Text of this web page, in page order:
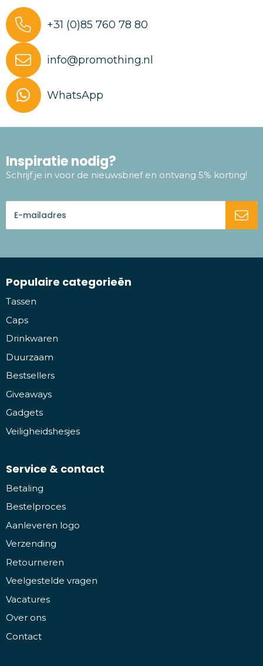
+31 (0)85 760 78 80
info@promothing.nl
WhatsApp
Inspiratie nodig?
Schrijf je in voor de nieuwsbrief en ontvang 5% korting!
Populaire categorieën
Tassen
Caps
Drinkwaren
Duurzaam
Bestsellers
Giveaways
Gadgets
Veiligheidshesjes
Service & contact
Betaling
Bestelproces
Aanleveren logo
Verzending
Retourneren
Veelgestelde vragen
Vacatures
Over ons
Contact